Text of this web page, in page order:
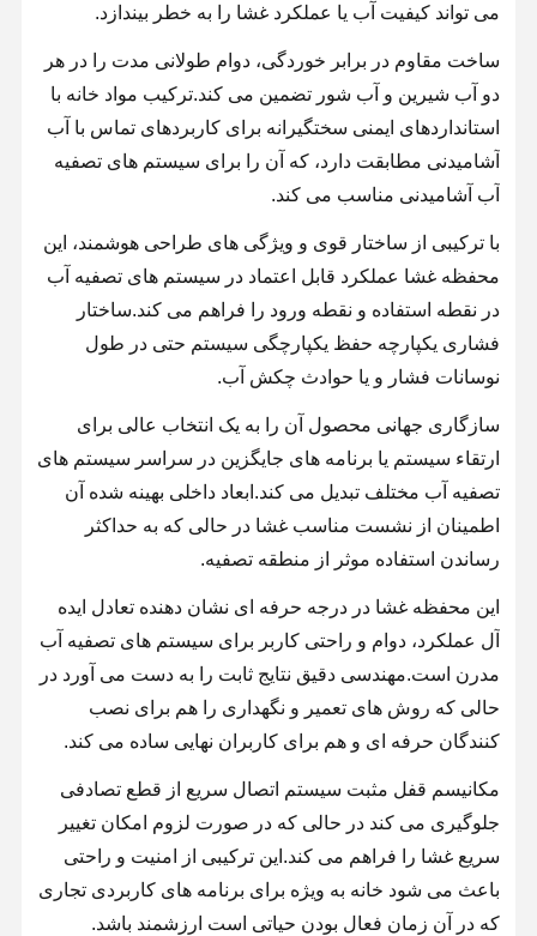
بازدید از
کارخانه
کنترل کیفیت
با ما تماس
بگیرید
اخبار
موارد
درخواست نقل
قول
سیستم آب فوق خالص آزمایشگاهی
دستگاه آب فوق خالص
سیستم تصفیه آب فوق خالص
تجهیزات آب فوق خالص
سیستم تصفیه آب فوق خالص
سیستم تصفیه آب صنعتی
ماشین آب دیونیزه
مواد مصرفی برای تصفیه آب
لوازم جانبی سیستم تصفیه آب
می تواند کیفیت آب یا عملکرد غشا را به خطر بیندازد.
ساخت مقاوم در برابر خوردگی، دوام طولانی مدت را در هر
دو آب شیرین و آب شور تضمین می کند.ترکیب مواد خانه با
استانداردهای ایمنی سختگیرانه برای کاربردهای تماس با آب
آشامیدنی مطابقت دارد، که آن را برای سیستم های تصفیه
آب آشامیدنی مناسب می کند.
با ترکیبی از ساختار قوی و ویژگی های طراحی هوشمند، این
محفظه غشا عملکرد قابل اعتماد در سیستم های تصفیه آب
در نقطه استفاده و نقطه ورود را فراهم می کند.ساختار
فشاری یکپارچه حفظ یکپارچگی سیستم حتی در طول
نوسانات فشار و یا حوادث چکش آب.
سازگاری جهانی محصول آن را به یک انتخاب عالی برای
ارتقاء سیستم یا برنامه های جایگزین در سراسر سیستم های
تصفیه آب مختلف تبدیل می کند.ابعاد داخلی بهینه شده آن
اطمینان از نشست مناسب غشا در حالی که به حداکثر
رساندن استفاده موثر از منطقه تصفیه.
این محفظه غشا در درجه حرفه ای نشان دهنده تعادل ایده
آل عملکرد، دوام و راحتی کاربر برای سیستم های تصفیه آب
مدرن است.مهندسی دقیق نتایج ثابت را به دست می آورد در
حالی که روش های تعمیر و نگهداری را هم برای نصب
کنندگان حرفه ای و هم برای کاربران نهایی ساده می کند.
مکانیسم قفل مثبت سیستم اتصال سریع از قطع تصادفی
جلوگیری می کند در حالی که در صورت لزوم امکان تغییر
سریع غشا را فراهم می کند.این ترکیبی از امنیت و راحتی
باعث می شود خانه به ویژه برای برنامه های کاربردی تجاری
که در آن زمان فعال بودن حیاتی است ارزشمند باشد.